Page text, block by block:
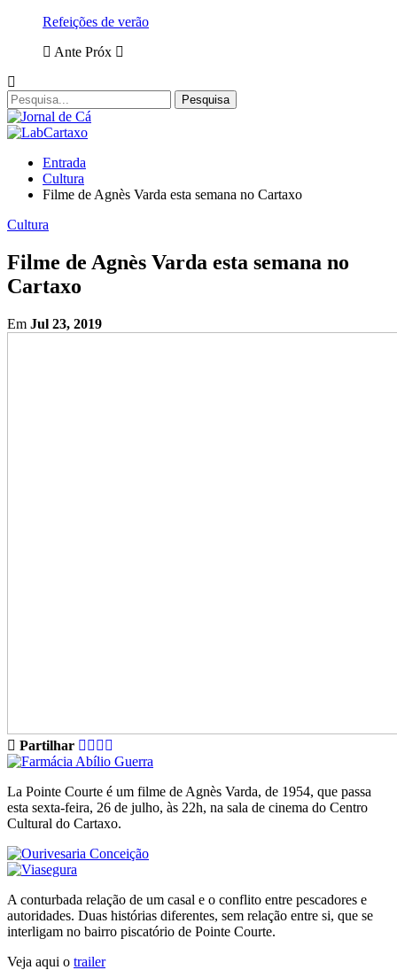
Refeições de verão
Ante Próx
Entrada
Cultura
Filme de Agnès Varda esta semana no Cartaxo
Cultura
Filme de Agnès Varda esta semana no
Cartaxo
Em Jul 23, 2019
Partilhar
La Pointe Courte é um filme de Agnès Varda, de 1954, que passa
esta sexta-feira, 26 de julho, às 22h, na sala de cinema do Centro
Cultural do Cartaxo.
A conturbada relação de um casal e o conflito entre pescadores e
autoridades. Duas histórias diferentes, sem relação entre si, que se
interligam no bairro piscatório de Pointe Courte.
Veja aqui o trailer